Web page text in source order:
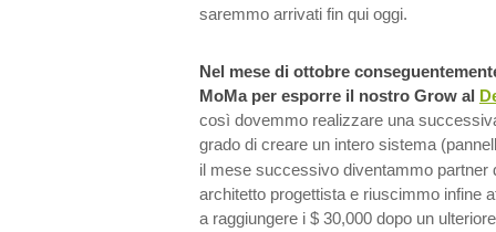
saremmo arrivati fin qui oggi.
Nel mese di ottobre
MoMa per esporre il nostro Grow al
così dovemmo realizzare una
grado di creare un intero sistema
il mese successivo diventammo partner
architetto progettista e riuscimmo infine
a raggiungere i $ 30,000 dopo un